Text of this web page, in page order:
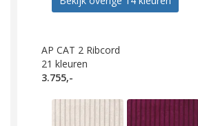
AP CAT 2 Ribcord
21 kleuren
3.755,-